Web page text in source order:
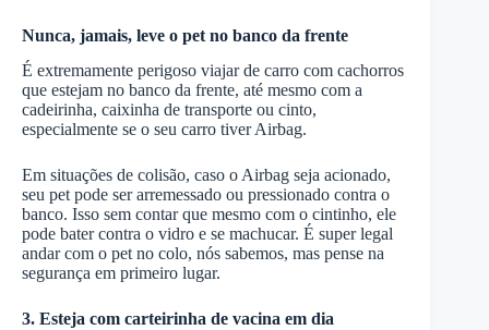
Nunca, jamais, leve o pet no banco da frente
É extremamente perigoso viajar de carro com cachorros
que estejam no banco da frente, até mesmo com a
cadeirinha, caixinha de transporte ou cinto,
especialmente se o seu carro tiver Airbag.
Em situações de colisão, caso o Airbag seja acionado,
seu pet pode ser arremessado ou pressionado contra o
banco. Isso sem contar que mesmo com o cintinho, ele
pode bater contra o vidro e se machucar. É super legal
andar com o pet no colo, nós sabemos, mas pense na
segurança em primeiro lugar.
3. Esteja com carteirinha de vacina em dia